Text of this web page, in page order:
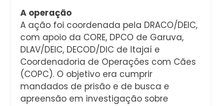
A operação
A ação foi coordenada pela DRACO/DEIC,
com apoio da CORE, DPCO de Garuva,
DLAV/DEIC, DECOD/DIC de Itajaí e
Coordenadoria de Operações com Cães
(COPC). O objetivo era cumprir
mandados de prisão e de busca e
apreensão em investigação sobre